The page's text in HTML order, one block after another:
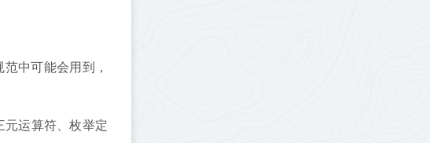
中可能会用到，
元运算符、枚举定